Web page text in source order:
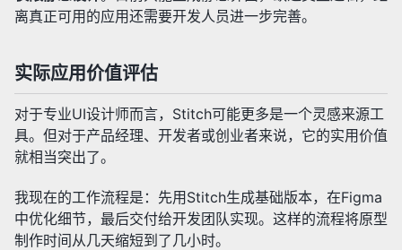
离真正可用的应用还需要开发人员进一步完善。
实际应用价值评估
对于专业UI设计师而言，Stitch可能更多是一个灵感来源工
具。但对于产品经理、开发者或创业者来说，它的实用价值
就相当突出了。
我现在的工作流程是：先用Stitch生成基础版本，在Figma
中优化细节，最后交付给开发团队实现。这样的流程将原型
制作时间从几天缩短到了几小时。